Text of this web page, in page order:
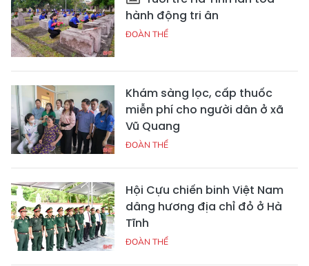
hành động tri ân
ĐOÀN THỂ
Khám sàng lọc, cấp thuốc
miễn phí cho người dân ở xã
Vũ Quang
ĐOÀN THỂ
Hội Cựu chiến binh Việt Nam
dâng hương địa chỉ đỏ ở Hà
Tĩnh
ĐOÀN THỂ